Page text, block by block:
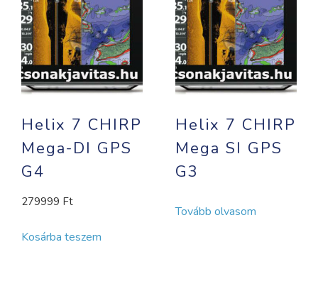
Helix 7 CHIRP
Mega-DI GPS
G4
279999 Ft
Kosárba teszem
Helix 7 CHIRP
Mega SI GPS
G3
Tovább olvasom